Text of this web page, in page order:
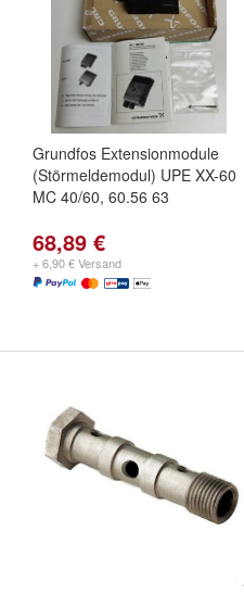
Grundfos Extensionmodule
(Störmeldemodul) UPE XX-60
MC 40/60, 60.56 63
68,89 €
+ 6,90 € Versand